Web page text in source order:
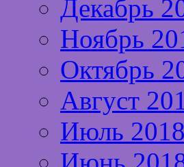
Декабрь
Ноябрь
Октябрь
Август
Июль 2018